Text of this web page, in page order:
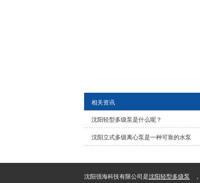
相关资讯
沈阳轻型多级泵是什么呢？
沈阳立式多级离心泵是一种可靠的水泵
沈阳强海科技有限公司是沈阳轻型多级泵 ，